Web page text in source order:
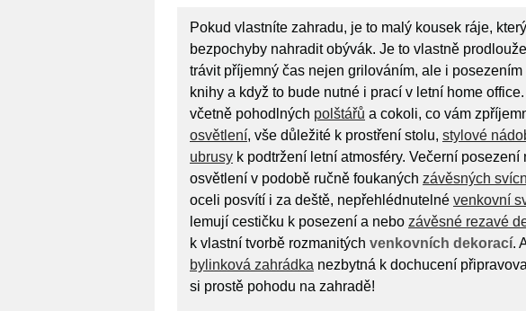
Pokud vlastníte zahradu, je to malý kousek ráje,
bezpochyby nahradit obývák. Je to vlastně
trávit příjemný čas nejen grilováním, ale i
knihy a když to bude nutné i prací v letní home
včetně pohodlných polštářů a cokoli, co vám
osvětlení, vše důležité k prostření stolu, stylové
ubrusy k podtržení letní atmosféry. Večerní
osvětlení v podobě ručně foukaných závěsných
oceli posvítí i za deště, nepřehlédnutelné venkovní
lemují cestičku k posezení a nebo závěsné rezavé
k vlastní tvorbě rozmanitých venkovních dekorací.
bylinková zahrádka nezbytná k dochucení
si prostě pohodu na zahradě!